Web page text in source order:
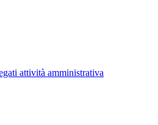
attività amministrativa